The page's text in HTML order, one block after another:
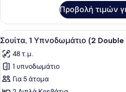
Double
Beds)
1
Υπνοδωμάτιο
(2
Beds)
Προβολή τιμών
Προβολή
όλων
των
φωτογραφιών
για
Ένα
5
Σουίτα, 1 Υπνοδωμάτιο (2
48 τ.μ.
1 υπνοδωμάτιο
Για 5 άτομα